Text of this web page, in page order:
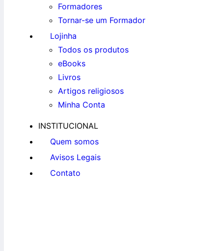
Formadores
Tornar-se um Formador
Lojinha
Todos os produtos
eBooks
Livros
Artigos religiosos
Minha Conta
INSTITUCIONAL
Quem somos
Avisos Legais
Contato